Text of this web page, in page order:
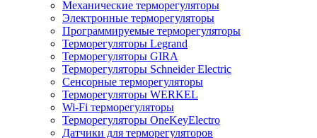
Механические терморегуляторы
Электронные терморегуляторы
Программируемые терморегуляторы
Терморегуляторы Legrand
Терморегуляторы GIRA
Терморегуляторы Schneider Electric
Сенсорные терморегуляторы
Терморегуляторы WERKEL
Wi-Fi терморегуляторы
Терморегуляторы OneKeyElectro
Датчики для терморегуляторов